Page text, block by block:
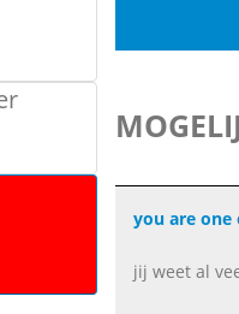
you are one
jij weet al